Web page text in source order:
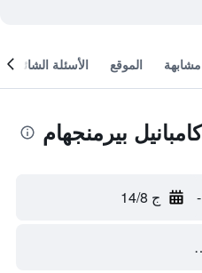
الموقع الأسئلة الشائعة
بيرمنجهام
- ج 14/8